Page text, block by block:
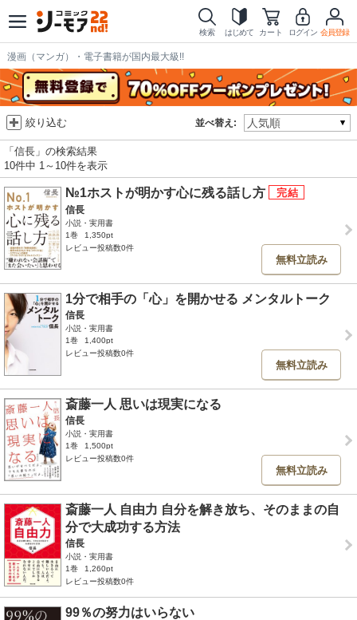
検索 はじめて カート ログイン 会員登録
漫画（マンガ）・電子書籍が国内最大級!!
並べ替え:
絞り込む
「信長」の検索結果
10件中 1～10件を表示
№1ホストが明かす心に残る話し方
信長
小説・実用書
1巻
1,350pt
レビュー投稿数0件
無料立読み
1分で相手の「心」を開かせる メンタルトーク
信長
小説・実用書
1巻
1,400pt
レビュー投稿数0件
無料立読み
斎藤一人 思いは現実になる
信長
小説・実用書
1巻
1,500pt
レビュー投稿数0件
無料立読み
斎藤一人 自由力 自分を解き放ち、そのままの自
分で大成功する方法
信長
小説・実用書
1巻
1,260pt
レビュー投稿数0件
99％の努力はいらない